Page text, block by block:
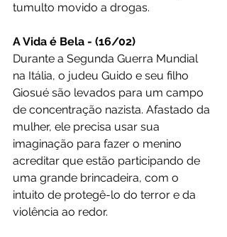
tumulto movido a drogas.
A Vida é Bela - (16/02)
Durante a Segunda Guerra Mundial
na Itália, o judeu Guido e seu filho
Giosué são levados para um campo
de concentração nazista. Afastado da
mulher, ele precisa usar sua
imaginação para fazer o menino
acreditar que estão participando de
uma grande brincadeira, com o
intuito de protegê-lo do terror e da
violência ao redor.